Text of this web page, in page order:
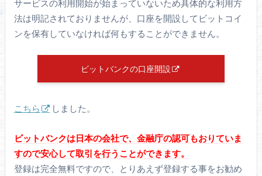
サービスの利用開始が始まっていないため具体的な利用方
法は明記されておりませんが、口座を開設してビットコイ
ンを保有していなければ何もすることができません。
ビットバンクの口座開設
こちら しました。
ビットバンクは日本の会社で、金融庁の認可もおりていま
すので安心して取引を行うことができます。
登録は完全無料ですので、とりあえず登録する事をお勧め